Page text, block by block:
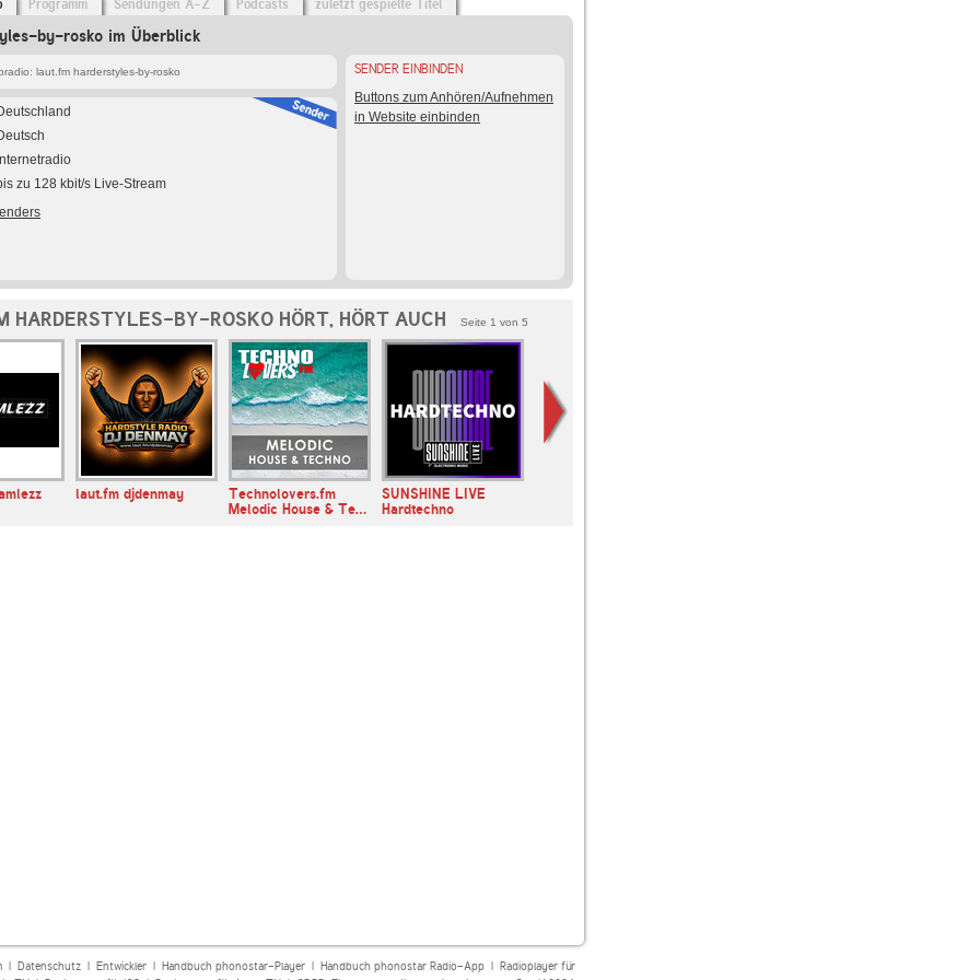
Programm Sendungen A-Z Podcasts zuletzt gespielte Titel
by-rosko im Überblick
laut.fm harderstyles-by-rosko
Internetradio
zu 128 kbit/s Live-Stream
SENDER EINBINDEN
Buttons zum Anhören/Aufnehmen
in Website einbinden
HARDERSTYLES-BY-ROSKO HÖRT, HÖRT AUCH Seite 1 von 5
laut.fm djdenmay
Technolovers.fm
Melodic House & Te…
SUNSHINE LIVE
Hardtechno
| Datenschutz| Entwickler| Handbuch phonostar-Player| Handbuch phonostar Radio-App| Radioplayer für